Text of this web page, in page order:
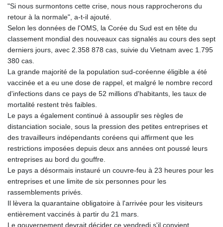
"Si nous surmontons cette crise, nous nous rapprocherons du
retour à la normale", a-t-il ajouté.
Selon les données de l'OMS, la Corée du Sud est en tête du
classement mondial des nouveaux cas signalés au cours des sept
derniers jours, avec 2.358 878 cas, suivie du Vietnam avec 1.795
380 cas.
La grande majorité de la population sud-coréenne éligible a été
vaccinée et a eu une dose de rappel, et malgré le nombre record
d'infections dans ce pays de 52 millions d'habitants, les taux de
mortalité restent très faibles.
Le pays a également continué à assouplir ses règles de
distanciation sociale, sous la pression des petites entreprises et
des travailleurs indépendants coréens qui affirment que les
restrictions imposées depuis deux ans années ont poussé leurs
entreprises au bord du gouffre.
Le pays a désormais instauré un couvre-feu à 23 heures pour les
entreprises et une limite de six personnes pour les
rassemblements privés.
Il lèvera la quarantaine obligatoire à l'arrivée pour les visiteurs
entièrement vaccinés à partir du 21 mars.
Le gouvernement devrait décider ce vendredi s'il convient